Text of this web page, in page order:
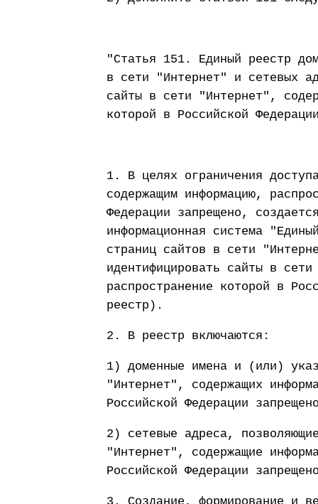
"Статья 151. Единый реестр
в сети "Интернет" и сетевых
сайты в сети "Интернет",
которой в Российской
1. В целях ограничения
содержащим информацию,
Федерации запрещено,
информационная система
страниц сайтов в сети
идентифицировать сайты в
распространение которой в
реестр).
2. В реестр включаются:
1) доменные имена и (или)
"Интернет", содержащих
Российской Федерации
2) сетевые адреса,
"Интернет", содержащие
Российской Федерации